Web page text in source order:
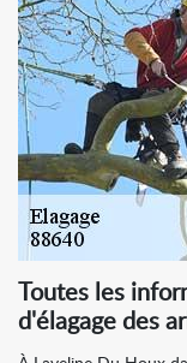
Toutes les
d'élagage des